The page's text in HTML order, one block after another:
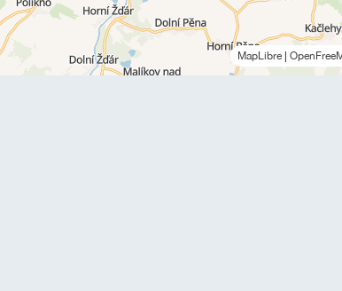
MapLibre